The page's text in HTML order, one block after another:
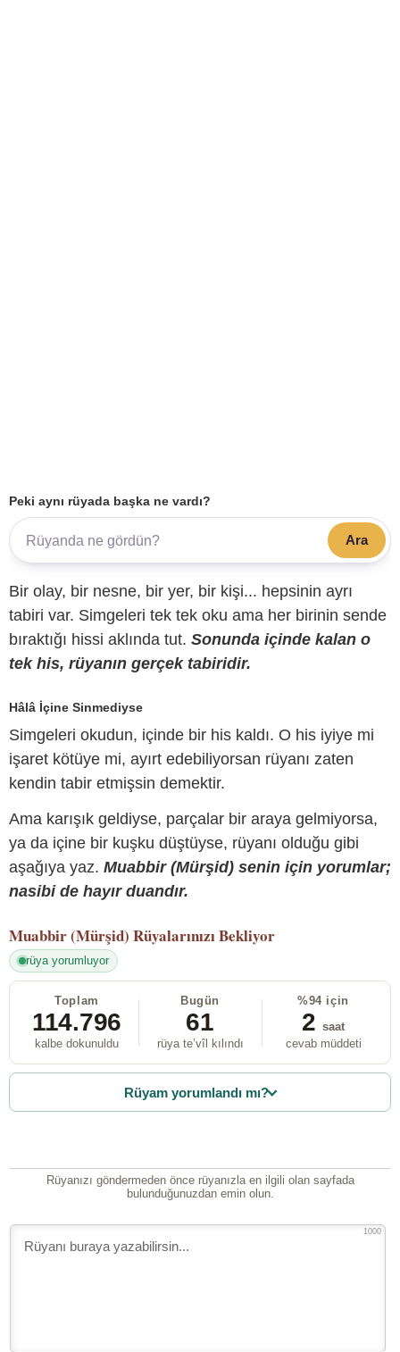
Peki aynı rüyada başka ne vardı?
Ara
Bir olay, bir nesne, bir yer, bir kişi... hepsinin ayrı
tabiri var. Simgeleri tek tek oku ama her birinin sende
bıraktığı hissi aklında tut. Sonunda içinde kalan o
tek his, rüyanın gerçek tabiridir.
Hâlâ İçine Sinmediyse
Simgeleri okudun, içinde bir his kaldı. O his iyiye mi
işaret kötüye mi, ayırt edebiliyorsan rüyanı zaten
kendin tabir etmişsin demektir.
Ama karışık geldiyse, parçalar bir araya gelmiyorsa,
ya da içine bir kuşku düştüyse, rüyanı olduğu gibi
aşağıya yaz. Muabbir (Mürşid) senin için yorumlar;
nasibi de hayır duandır.
Muabbir (Mürşid) Rüyalarınızı Bekliyor
rüya yorumluyor
Toplam
114.796
kalbe dokunuldu
Bugün
61
rüya te’vîl kılındı
%94 için
2 saat
cevab müddeti
Rüyam yorumlandı mı?
Rüyanızı göndermeden önce rüyanızla en ilgili olan sayfada
bulunduğunuzdan emin olun.
1000